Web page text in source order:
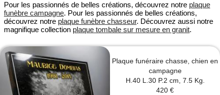
Pour les passionnés de belles créations, découvrez notre plaque
funèbre campagne. Pour les passionnés de belles créations,
découvrez notre plaque funèbre chasseur. Découvrez aussi notre
magnifique collection plaque tombale sur mesure en granit.
Plaque funéraire chasse, chien en
campagne
H.40 L.30 P.2 cm, 7.5 Kg.
420 €